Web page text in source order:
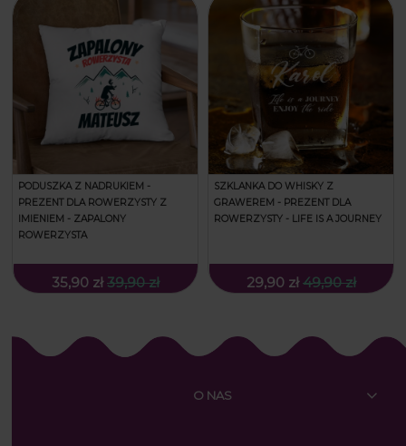
PODUSZKA Z NADRUKIEM -
PREZENT DLA ROWERZYSTY Z
IMIENIEM - ZAPALONY
ROWERZYSTA
35,90 zł 39,90 zł
SZKLANKA DO WHISKY Z
GRAWEREM - PREZENT DLA
ROWERZYSTY - LIFE IS A JOURNEY
29,90 zł 49,90 zł
O NAS